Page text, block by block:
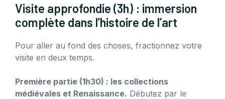
Visite approfondie (3h) : immersion
complète dans l’histoire de l’art
Pour aller au fond des choses, fractionnez votre
visite en deux temps.
Première partie (1h30) : les collections
médiévales et Renaissance. Débutez par le